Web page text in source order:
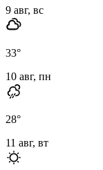
9 авг, вс
33°
10 авг, пн
28°
11 авг, вт